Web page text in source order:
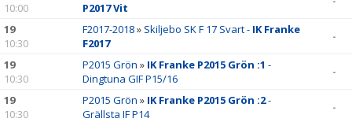
10:00
P2017 Vit
19
10:30
F2017-2018» Skiljebo SK F 17 Svart - IK Franke
F2017
-
19
10:30
P2015 Grön » IK Franke P2015 Grön :1 -
Dingtuna GIF P15/16
-
19
10:30
P2015 Grön » IK Franke P2015 Grön :2-
Grällsta IF P14
-